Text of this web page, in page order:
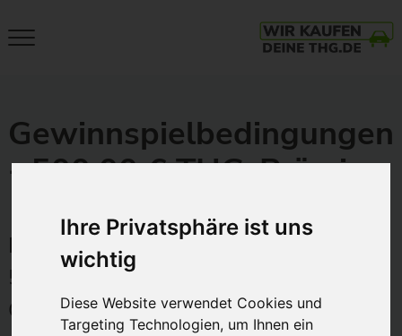
Ihre Privatsphäre ist uns
wichtig
Diese Website verwendet Cookies und
Targeting Technologien, um Ihnen ein
und
mit
Auto
Geld
Einfach.
Nachhaltig.
Close
Gewinnspielbedingungen
- 500,00 € THG-Prämie
Bedingungen für die Teilnahme am
500€ Gewinnspiel der mint future
GmbH